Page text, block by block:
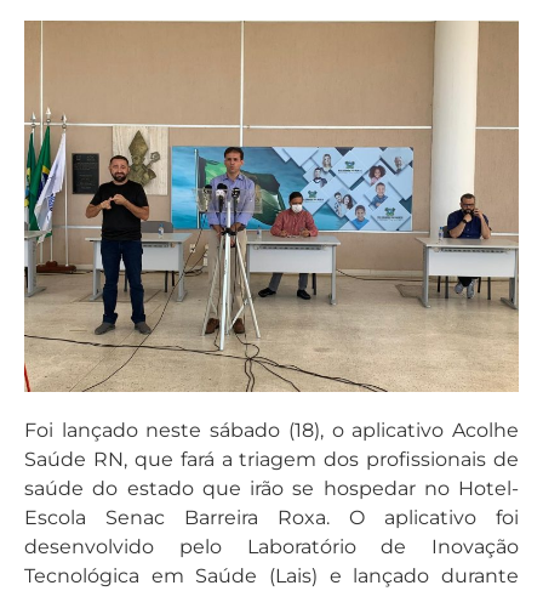
Foi lançado neste sábado (18), o aplicativo Acolhe
Saúde RN, que fará a triagem dos profissionais de
saúde do estado que irão se hospedar no Hotel-
Escola Senac Barreira Roxa. O aplicativo foi
desenvolvido pelo Laboratório de Inovação
Tecnológica em Saúde (Lais) e lançado durante